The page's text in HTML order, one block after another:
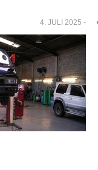
4. JULI 2025 -